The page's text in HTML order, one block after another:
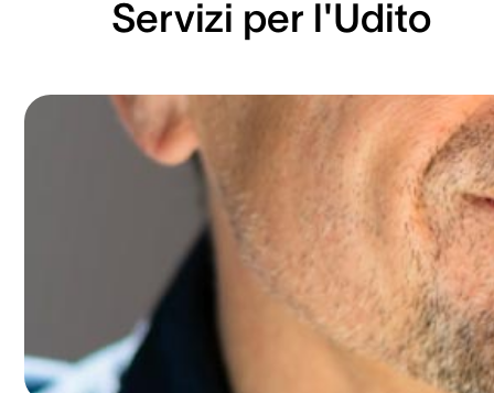
Servizi per l'Udito